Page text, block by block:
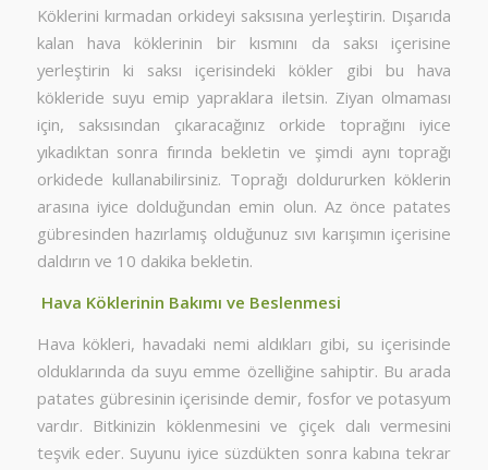
Köklerini kırmadan orkideyi saksısına yerleştirin. Dışarıda
kalan hava köklerinin bir kısmını da saksı içerisine
yerleştirin ki saksı içerisindeki kökler gibi bu hava
kökleride suyu emip yapraklara iletsin. Ziyan olmaması
için, saksısından çıkaracağınız orkide toprağını iyice
yıkadıktan sonra fırında bekletin ve şimdi aynı toprağı
orkidede kullanabilirsiniz. Toprağı doldururken köklerin
arasına iyice dolduğundan emin olun. Az önce patates
gübresinden hazırlamış olduğunuz sıvı karışımın içerisine
daldırın ve 10 dakika bekletin.
Hava Köklerinin Bakımı ve Beslenmesi
Hava kökleri, havadaki nemi aldıkları gibi, su içerisinde
olduklarında da suyu emme özelliğine sahiptir. Bu arada
patates gübresinin içerisinde demir, fosfor ve potasyum
vardır. Bitkinizin köklenmesini ve çiçek dalı vermesini
teşvik eder. Suyunu iyice süzdükten sonra kabına tekrar